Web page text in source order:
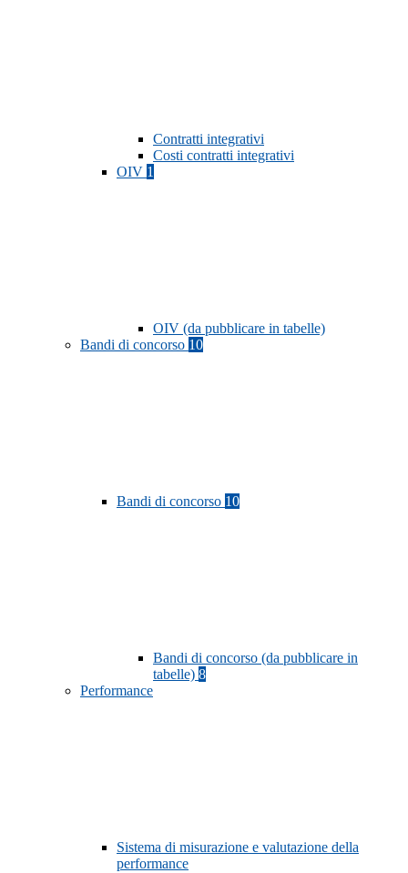
Contratti integrativi
Costi contratti integrativi
OIV 1
OIV (da pubblicare in tabelle)
Bandi di concorso 10
Bandi di concorso 10
Bandi di concorso (da pubblicare in
tabelle) 8
Performance
Sistema di misurazione e valutazione della
performance